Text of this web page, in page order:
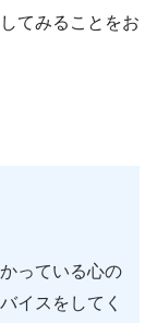
てみることをお
っている心の
イスをしてく